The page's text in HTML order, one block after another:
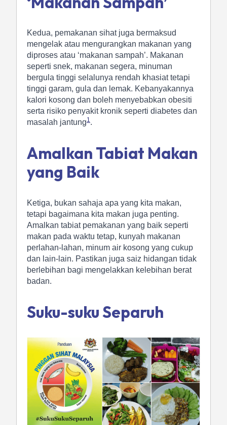
Kedua, pemakanan sihat juga bermaksud
mengelak atau mengurangkan makanan yang
diproses atau ‘makanan sampah’. Makanan
seperti snek, makanan segera, minuman
bergula tinggi selalunya rendah khasiat tetapi
tinggi garam, gula dan lemak. Kebanyakannya
kalori kosong dan boleh menyebabkan obesiti
serta risiko penyakit kronik seperti diabetes dan
masalah jantung1.
Amalkan Tabiat Makan
yang Baik
Ketiga, bukan sahaja apa yang kita makan,
tetapi bagaimana kita makan juga penting.
Amalkan tabiat pemakanan yang baik seperti
makan pada waktu tetap, kunyah makanan
perlahan-lahan, minum air kosong yang cukup
dan lain-lain. Pastikan juga saiz hidangan tidak
berlebihan bagi mengelakkan kelebihan berat
badan.
Suku-suku Separuh